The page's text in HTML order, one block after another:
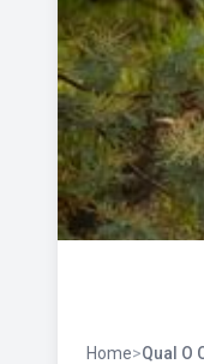
Home>Qual O